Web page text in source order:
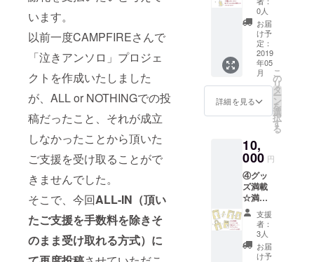
います。
以前一度CAMPFIREさんで
「泣きアンソロ」プロジェ
クトを作成いたしました
が、ALL or NOTHINGでの投
稿だったこと、それが成立
しなかったことから頂いた
ご支援を受け取ることがで
きませんでした。
そこで、今回ALL-IN（頂い
たご支援を手数料を除きそ
のまま受け取れる方式）に
となり
ます。
※作成の
仕方な
どはご
支援を
頂いた
あと別
途メー
す。 ※
同人活
ンフォ
メー
ション
（一次
創作に
限りま
す）や
web
・②の
リター
ン ・選
べるア
クリル
キーホ
ルダー
※作家さ
んごと
に「描
「口絵
もしく
は漫画
のコマ
の抜
粋」で
アクリ
ルキー
ホル
ダーを
制作し
0人
お届
け予
定：
2019
年05
月
詳細を見る
こ
の
リ
タ
ー
ン
を
選
択
す
る
10,
000 円
④グッ
ズ満載
☆満足
プラン
・②の
リター
ン ・カ
バーイ
支援
者：
3人
お届
け予